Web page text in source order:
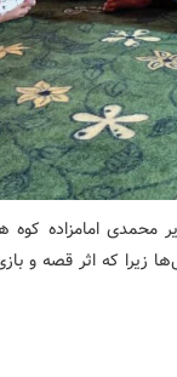
محمدی امامزاده
زیرا که اثر قصه و